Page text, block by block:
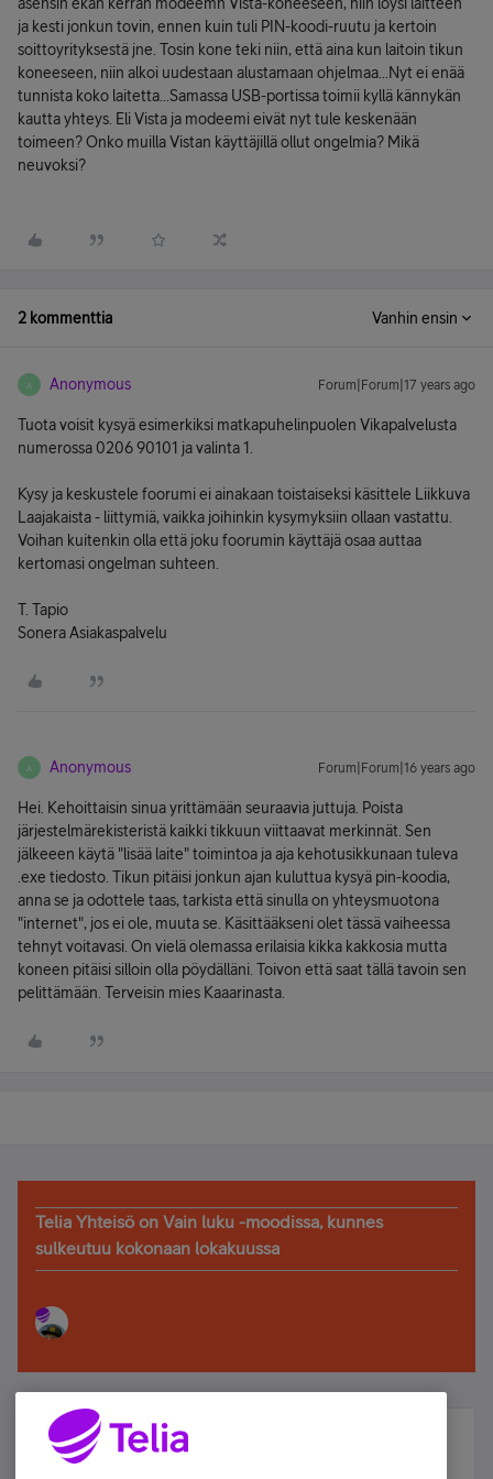
ja kesti jonkun tovin, ennen kuin tuli PIN-koodi-ruutu ja kertoin
soittoyrityksestä jne. Tosin kone teki niin, että aina kun laitoin tikun
koneeseen, niin alkoi uudestaan alustamaan ohjelmaa...Nyt ei enää
tunnista koko laitetta...Samassa USB-portissa toimii kyllä kännykän
kautta yhteys. Eli Vista ja modeemi eivät nyt tule keskenään
toimeen? Onko muilla Vistan käyttäjillä ollut ongelmia? Mikä
neuvoksi?
2 kommenttia Vanhin ensin
A Anonymous Forum|Forum|17 years ago
Tuota voisit kysyä esimerkiksi matkapuhelinpuolen Vikapalvelusta
numerossa 0206 90101 ja valinta 1.
Kysy ja keskustele foorumi ei ainakaan toistaiseksi käsittele Liikkuva
Laajakaista - liittymiä, vaikka joihinkin kysymyksiin ollaan vastattu.
Voihan kuitenkin olla että joku foorumin käyttäjä osaa auttaa
kertomasi ongelman suhteen.
T. Tapio
Sonera Asiakaspalvelu
A Anonymous Forum|Forum|16 years ago
Hei. Kehoittaisin sinua yrittämään seuraavia juttuja. Poista
järjestelmärekisteristä kaikki tikkuun viittaavat merkinnät. Sen
jälkeeen käytä "lisää laite" toimintoa ja aja kehotusikkunaan tuleva
.exe tiedosto. Tikun pitäisi jonkun ajan kuluttua kysyä pin-koodia,
anna se ja odottele taas, tarkista että sinulla on yhteysmuotona
"internet", jos ei ole, muuta se. Käsittääkseni olet tässä vaiheessa
tehnyt voitavasi. On vielä olemassa erilaisia kikka kakkosia mutta
koneen pitäisi silloin olla pöydälläni. Toivon että saat tällä tavoin sen
pelittämään. Terveisin mies Kaaarinasta.
Telia Yhteisö on Vain luku -moodissa, kunnes
sulkeutuu kokonaan lokakuussa
Älä jää paitsi – osallistu ja voita!